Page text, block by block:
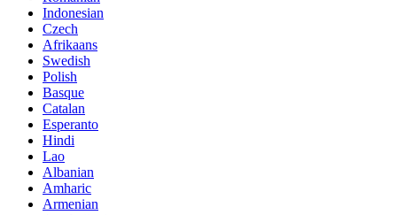
Indonesian
Czech
Afrikaans
Swedish
Polish
Basque
Catalan
Esperanto
Hindi
Lao
Albanian
Amharic
Armenian